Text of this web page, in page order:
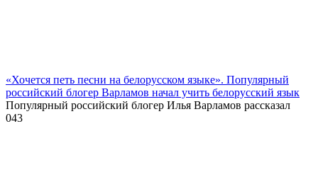
«Хочется петь песни на белорусском языке». Популярный
российский блогер Варламов начал учить белорусский язык
Популярный российский блогер Илья Варламов рассказал
043